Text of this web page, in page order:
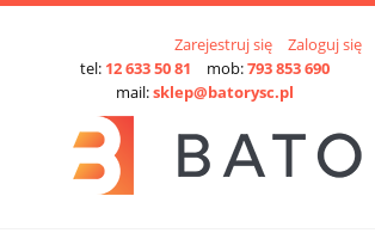
Zarejestruj się
Zaloguj się
tel: 12 633 50 81 mob:793 853 690
mail:sklep@batorysc.pl